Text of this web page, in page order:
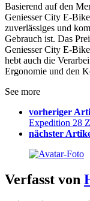
Basierend auf den
Geniesser City E-
zuverlässiges und
Gebrauch ist. Das
Geniesser City E-
hebt auch die
Ergonomie und den
See more
vorheriger
Expedition 28
nächster
Verfasst von